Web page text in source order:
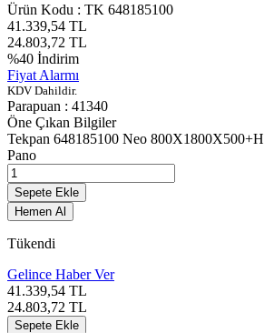
Ürün Kodu : TK 648185100
41.339,54 TL
24.803,72 TL
%40 İndirim
Fiyat Alarmı
KDV Dahildir.
Parapuan : 41340
Öne Çıkan Bilgiler
Tekpan 648185100 Neo
Pano
Sepete Ekle
Hemen Al
Tükendi
Gelince Haber Ver
41.339,54 TL
24.803,72 TL
Sepete Ekle